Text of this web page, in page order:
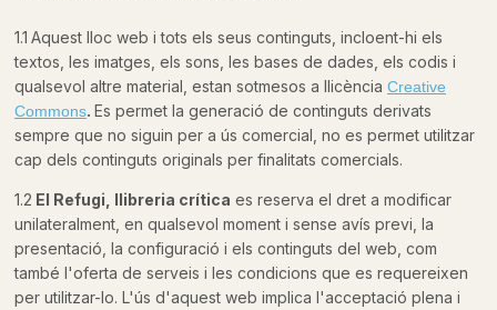
1.1 Aquest lloc web i tots els seus continguts, incloent-hi els
textos, les imatges, els sons, les bases de dades, els codis i
qualsevol altre material, estan sotmesos a llicència Creative
Commons. Es permet la generació de continguts derivats
sempre que no siguin per a ús comercial, no es permet utilitzar
cap dels continguts originals per finalitats comercials.
1.2 El Refugi, llibreria crítica es reserva el dret a modificar
unilateralment, en qualsevol moment i sense avís previ, la
presentació, la configuració i els continguts del web, com
també l'oferta de serveis i les condicions que es requereixen
per utilitzar-lo. L'ús d'aquest web implica l'acceptació plena i